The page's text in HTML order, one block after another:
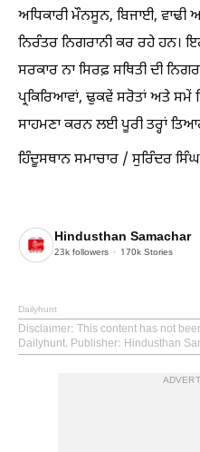
ਅਧਿਕਾਰੀ ਮੌਨਸੂਨ, ਬਿਜਾਈ, ਵਾਢੀ
ਨਿਰੰਤਰ ਨਿਗਰਾਨੀ ਕਰ ਰਹੇ ਹਨ।
ਸਰਕਾਰ ਨਾ ਸਿਰਫ਼ ਸਥਿਤੀ ਦੀ
ਪ੍ਰਕਿਰਿਆਵਾਂ, ਢੁਕਵੇਂ ਸਰੋਤਾਂ ਅਤੇ ਸਮੇਂ
ਸਾਹਮਣਾ ਕਰਨ ਲਈ ਪੂਰੀ ਤਰ੍ਹਾਂ
ਹਿੰਦੂਸਥਾਨ ਸਮਾਚਾਰ / ਸੁਰਿੰਦਰ ਸਿੰਘ
Hindusthan Samachar
23k followers 170k Stories
Dailyhunt
Disclaimer: This content has not
Dailyhunt. Publisher: Hindusthan